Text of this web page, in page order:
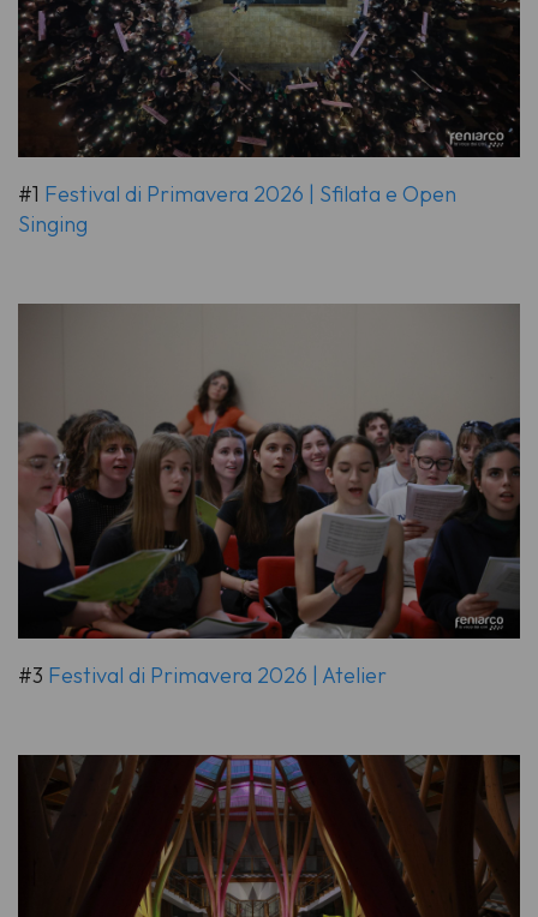
#1 Festival di Primavera 2026 | Sfilata e Open
Singing
#3 Festival di Primavera 2026 | Atelier